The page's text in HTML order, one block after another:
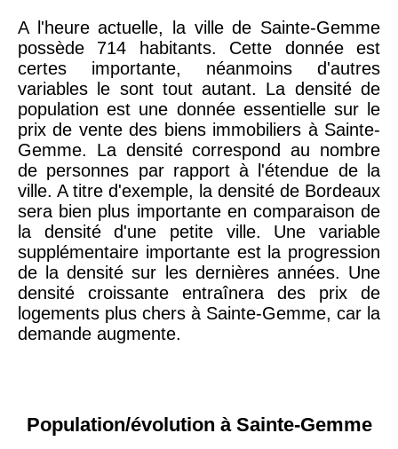
A l'heure actuelle, la ville de Sainte-Gemme
possède 714 habitants. Cette donnée est
certes importante, néanmoins d'autres
variables le sont tout autant. La densité de
population est une donnée essentielle sur le
prix de vente des biens immobiliers à Sainte-
Gemme. La densité correspond au nombre
de personnes par rapport à l'étendue de la
ville. A titre d'exemple, la densité de Bordeaux
sera bien plus importante en comparaison de
la densité d'une petite ville. Une variable
supplémentaire importante est la progression
de la densité sur les dernières années. Une
densité croissante entraînera des prix de
logements plus chers à Sainte-Gemme, car la
demande augmente.
Population/évolution à Sainte-Gemme